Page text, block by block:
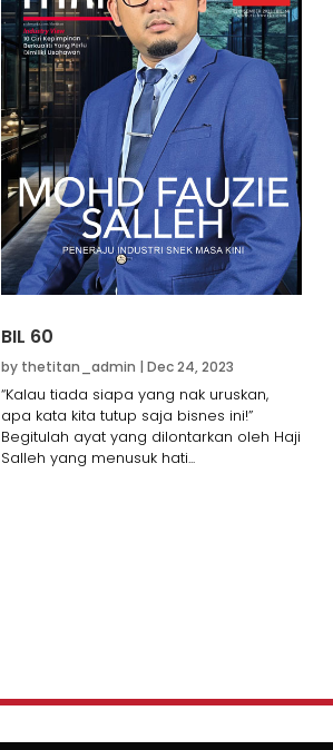
BIL 60
by thetitan_admin | Dec 24, 2023
“Kalau tiada siapa yang nak uruskan,
apa kata kita tutup saja bisnes ini!”
Begitulah ayat yang dilontarkan oleh Haji
Salleh yang menusuk hati...